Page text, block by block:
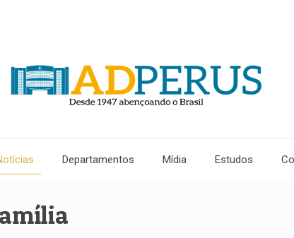
Departamentos Mídia Estudos